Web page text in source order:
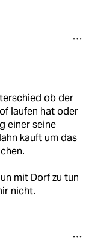
ob der
laufen hat oder
einer seine
kauft um das
mit Dorf zu tun
nicht.